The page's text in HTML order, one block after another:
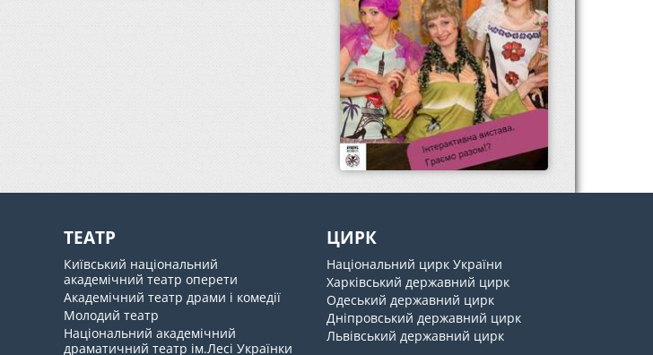
ТЕАТР
Київський національний
академічний театр оперети
Академічний театр драми і комедії
Молодий театр
Національний академічний
драматичний театр ім.Лесі Українки
ЦИРК
Національний цирк України
Харківський державний цирк
Одеський державний цирк
Дніпровський державний цирк
Львівський державний цирк